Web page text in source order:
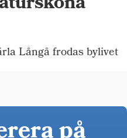
Långå frodas bylivet